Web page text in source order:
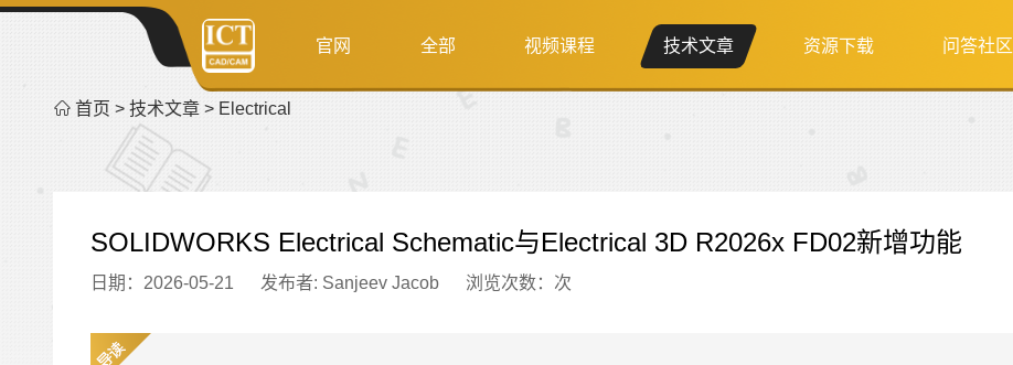
官网 全部 视频课程 技术文章 资源下载 问答社区
首页 > 技术文章 > Electrical
SOLIDWORKS Electrical Schematic与Electrical 3D R2026x FD02新增功能
日期：2026-05-21 发布者: Sanjeev Jacob 浏览次数： 次